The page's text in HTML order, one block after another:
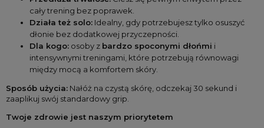
cały trening bez poprawek.
Działa też solo: Idealny, gdy potrzebujesz tylko osuszyć
dłonie bez dodatkowej przyczepności.
Dla kogo: osoby z bardzo spoconymi dłońmi i
intensywnymi treningami, które potrzebują równowagi
między mocą a komfortem skóry.
Sposób użycia: Nałóż na czystą skórę, odczekaj 30 sekund i
zaaplikuj swój standardowy grip.
Twoje zdrowie jest naszym priorytetem